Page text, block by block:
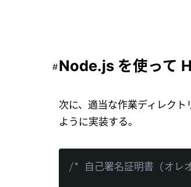
Node.js を使って
次に、適当な作業ディレク
ように実装する。
/* 自己署名証明書 (オレ